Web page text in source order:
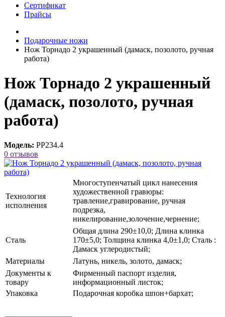
Сертификат
Прайсы
Подарочные ножи
Нож Торнадо 2 украшенный (дамаск, позолото, ручная
работа)
Нож Торнадо 2 украшенный
(дамаск, позолото, ручная
работа)
Модель: РР234.4
0 отзывов
Технология
исполнения
Многоступенчатый цикл нанесения
художественной гравюры:
травление,гравирование, ручная
подрезка,
никелирование,золочение,чернение;
Сталь
Общая длина 290±10,0; Длина клинка
170±5,0; Толщина клинка 4,0±1,0; Сталь :
Дамаск углеродистый;
Материалы
Латунь, никель, золото, дамаск;
Документы к
товару
Фирменный паспорт изделия,
информационный листок;
Упаковка
Подарочная коробка шпон+бархат;